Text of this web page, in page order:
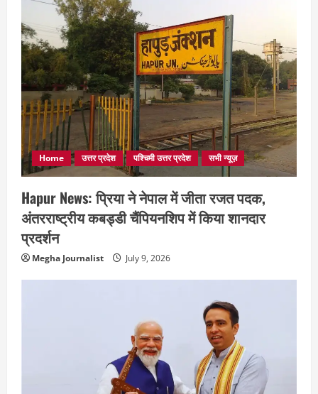
Home उत्तर प्रदेश पश्चिमी उत्तर प्रदेश सभी न्यूज़
Hapur News: प्रिया ने नेपाल में जीता रजत पदक,
अंतरराष्ट्रीय कबड्डी चैंपियनशिप में किया शानदार
प्रदर्शन
Megha Journalist July 9, 2026